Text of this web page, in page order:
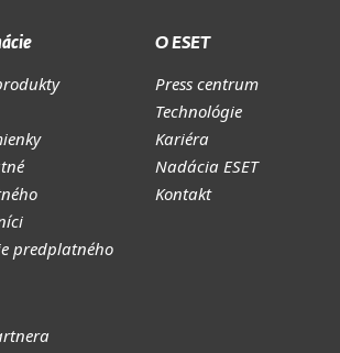
predplatného
O ESET
Press centrum
Technológie
Kariéra
Nadácia ESET
Kontakt